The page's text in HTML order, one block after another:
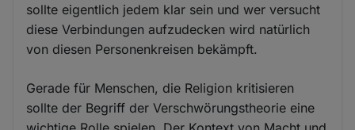
sollte eigentlich jedem klar sein und wer versucht
diese Verbindungen aufzudecken wird natürlich
von diesen Personenkreisen bekämpft.
Gerade für Menschen, die Religion kritisieren
sollte der Begriff der Verschwörungstheorie eine